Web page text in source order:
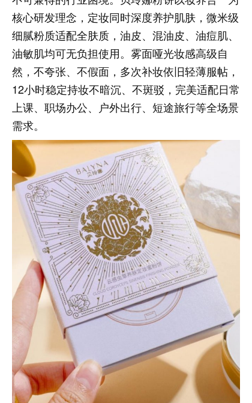
核心研发理念，定妆同时深度养护肌肤，微米级
细腻粉质适配全肤质，油皮、混油皮、油痘肌、
油敏肌均可无负担使用。雾面哑光妆感高级自
然，不夸张、不假面，多次补妆依旧轻薄服帖，
12小时稳定持妆不暗沉、不斑驳，完美适配日常
上课、职场办公、户外出行、短途旅行等全场景
需求。